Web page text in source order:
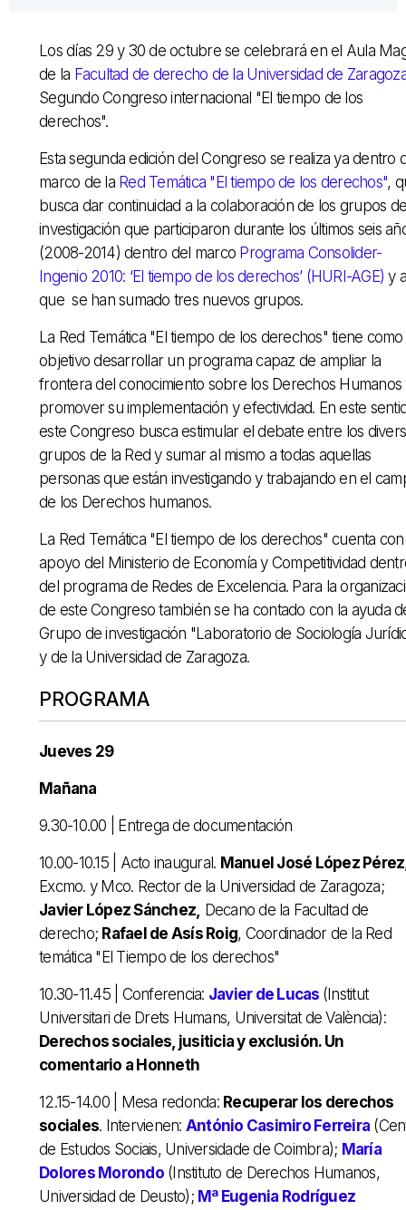
Los días 29 y 30 de octubre se celebrará en el Aula
de la Facultad de derecho de la Universidad de
Segundo Congreso internacional "El tiempo de los
derechos".
Esta segunda edición del Congreso se realiza ya dentro
marco de la Red Temática "El tiempo de los derechos",
busca dar continuidad a la colaboración de los grupos de
investigación que participaron durante los últimos seis
(2008-2014) dentro del marco Programa Consolider-
Ingenio 2010: ‘El tiempo de los derechos’ (HURI-AGE) y
que se han sumado tres nuevos grupos.
La Red Temática "El tiempo de los derechos" tiene como
objetivo desarrollar un programa capaz de ampliar la
frontera del conocimiento sobre los Derechos Humanos
promover su implementación y efectividad. En este
este Congreso busca estimular el debate entre los
grupos de la Red y sumar al mismo a todas aquellas
personas que están investigando y trabajando en el
de los Derechos humanos.
La Red Temática "El tiempo de los derechos" cuenta
apoyo del Ministerio de Economía y Competitividad
del programa de Redes de Excelencia. Para la
de este Congreso también se ha contado con la ayuda
Grupo de investigación "Laboratorio de Sociología
y de la Universidad de Zaragoza.
PROGRAMA
Jueves 29
Mañana
9.30-10.00 | Entrega de documentación
10.00-10.15 | Acto inaugural. Manuel José López Pérez
Excmo. y Mco. Rector de la Universidad de Zaragoza;
Javier López Sánchez, Decano de la Facultad de
derecho; Rafael de Asís Roig, Coordinador de la Red
temática "El Tiempo de los derechos"
10.30-11.45 | Conferencia: Javier de Lucas (Institut
Universitari de Drets Humans, Universitat de València):
Derechos sociales, jusiticia y exclusión. Un
comentario a Honneth
12.15-14.00 | Mesa redonda: Recuperar los derechos
sociales. Intervienen: António Casimiro Ferreira (
de Estudos Sociais, Universidade de Coimbra); M aría
Dolores Morondo(Instituto de Derechos Humanos,
Universidad de Deusto); Mª Eugenia Rodríguez